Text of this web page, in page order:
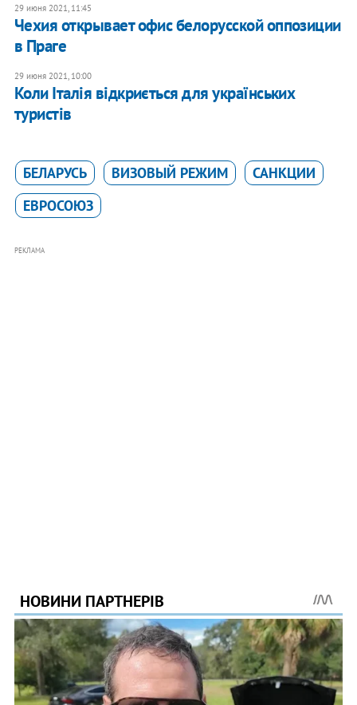
29 июня 2021, 11:45
Чехия открывает офис белорусской оппозиции
в Праге
29 июня 2021, 10:00
Коли Італія відкриється для українських
туристів
БЕЛАРУСЬ ВИЗОВЫЙ РЕЖИМ
САНКЦИИ
ЕВРОСОЮЗ
РЕКЛАМА